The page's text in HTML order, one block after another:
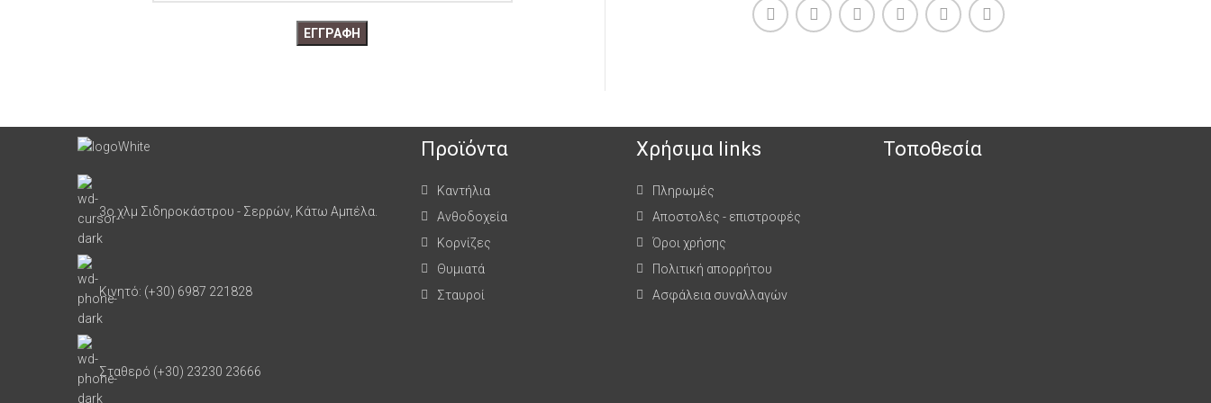
3ο χλμ Σιδηροκάστρου - Σερρών, Κάτω Αμπέλα.
Κινητό: (+30) 6987 221828
Σταθερό (+30) 23230 23666
Προϊόντα
Καντήλια
Ανθοδοχεία
Κορνίζες
Θυμιατά
Σταυροί
Χρήσιμα links
Πληρωμές
Αποστολές - επιστροφές
Όροι χρήσης
Πολιτική απορρήτου
Ασφάλεια συναλλαγών
Τοποθεσία